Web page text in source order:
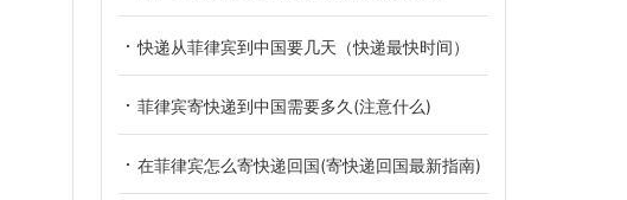
快递从菲律宾到中国要几天（快递最快时间）
菲律宾寄快递到中国需要多久(注意什么)
在菲律宾怎么寄快递回国(寄快递回国最新指南)